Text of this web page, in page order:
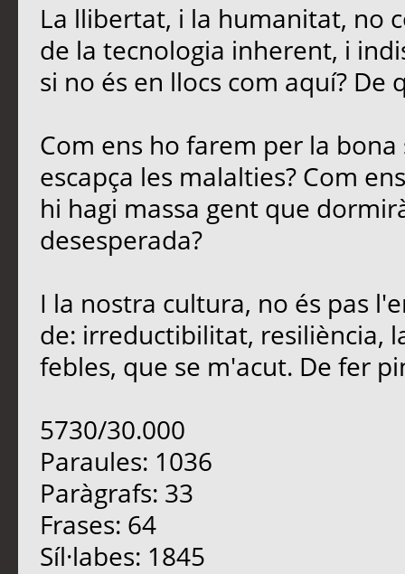
La llibertat, i la humanitat, no
de la tecnologia inherent, i
si no és en llocs com aquí? De
Com ens ho farem per la
escapça les malalties? Com
hi hagi massa gent que
desesperada?
I la nostra cultura, no és pas
de: irreductibilitat, resiliència,
febles, que se m'acut. De fer
5730/30.000
Paraules: 1036
Paràgrafs: 33
Frases: 64
Síl·labes: 1845